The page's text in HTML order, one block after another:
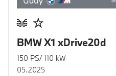
BMW X1 xDrive20d
150 PS/ 110 kW
05.2025